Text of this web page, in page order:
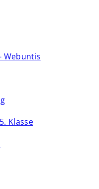
Webuntis
Klasse